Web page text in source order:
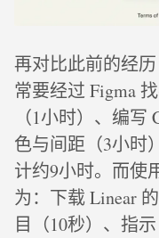
再对比此前的经
常要经过 Figma
（1小时）、编
色与间距（3小时
计约9小时。而使
为：下载 Linear
目（10秒）、指